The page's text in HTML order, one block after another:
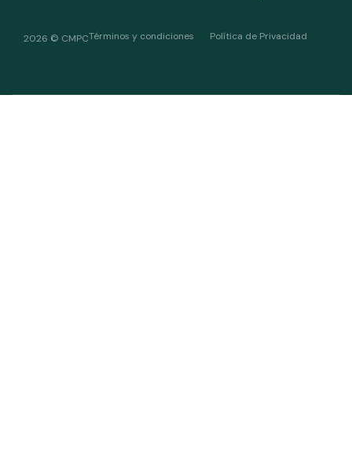
2026 © CMPCTérminos y condiciones Política de Privacidad